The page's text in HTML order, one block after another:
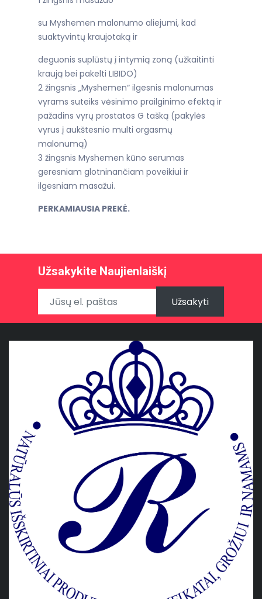
su Myshemen malonumo aliejumi, kad
suaktyvintų kraujotaką ir
deguonis suplūstų į intymią zoną (užkaitinti
kraują bei pakelti LIBIDO)
2 žingsnis „Myshemen“ ilgesnis malonumas
vyrams suteiks vėsinimo prailginimo efektą ir
pažadins vyrų prostatos G tašką (pakylės
vyrus į aukštesnio multi orgasmų
malonumą)
3 žingsnis Myshemen kūno serumas
geresniam glotninančiam poveikiui ir
ilgesniam masažui.
PERKAMIAUSIA PREKĖ.
Užsakykite Naujienlaiškį
Užsakyti